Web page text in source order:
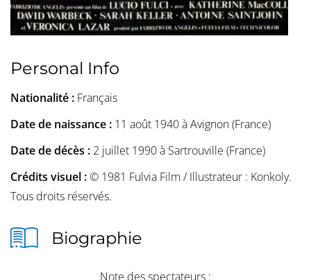
Personal Info
Nationalité : Français
Date de naissance : 11 août 1940 à Avignon (France)
Date de décès : 2 juillet 1990 à Sartrouville (France)
Crédits visuel :© 1981 Fulvia Film / Illustrateur : Konkoly.
Tous droits réservés.
Biographie
Note des spectateurs :